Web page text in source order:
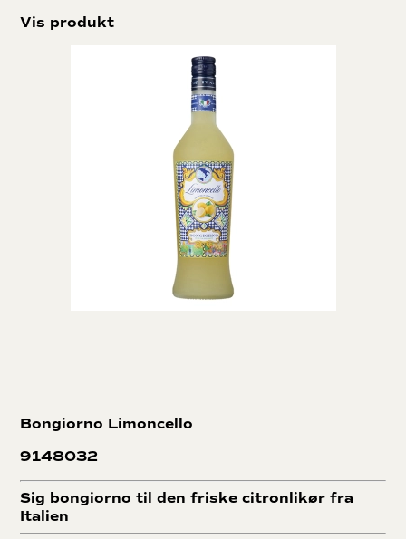
Vis produkt
Bongiorno Limoncello
9148032
Sig bongiorno til den friske citronlikør fra
Italien